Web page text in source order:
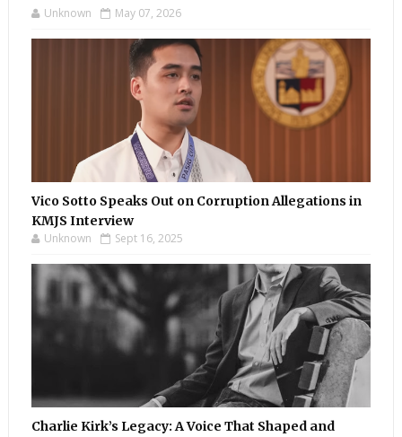
Unknown May 07, 2026
Vico Sotto Speaks Out on Corruption Allegations in
KMJS Interview
Unknown Sept 16, 2025
Charlie Kirk’s Legacy: A Voice That Shaped and